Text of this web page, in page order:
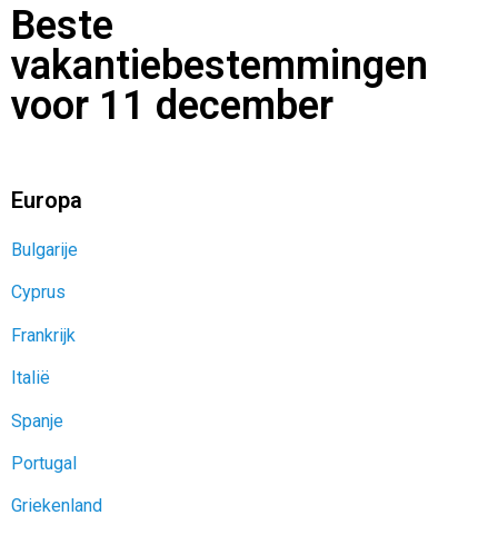
Beste
vakantiebestemmingen
voor 11 december
Europa
Bulgarije
Cyprus
Frankrijk
Italië
Spanje
Portugal
Griekenland